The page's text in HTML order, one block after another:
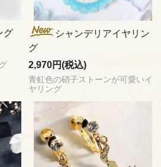
グ
シャンデリアイヤリン
グ
2,970円(税込)
青虹色の硝子ストーンが可愛いイ
ヤリング